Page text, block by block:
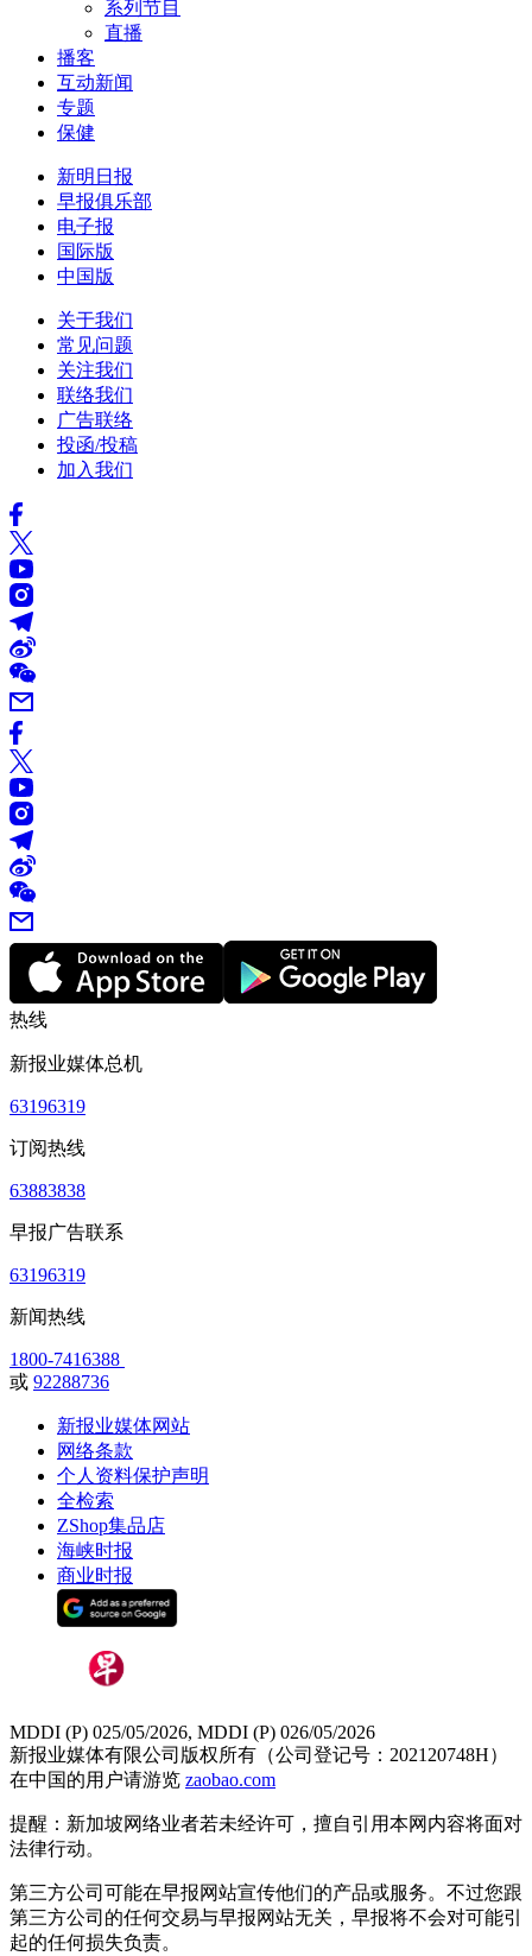
系列节目
直播
播客
互动新闻
专题
保健
新明日报
早报俱乐部
电子报
国际版
中国版
关于我们
常见问题
关注我们
联络我们
广告联络
投函/投稿
加入我们
热线
新报业媒体总机
63196319
订阅热线
63883838
早报广告联系
63196319
新闻热线
1800-7416388
或 92288736
新报业媒体网站
网络条款
个人资料保护声明
全检索
ZShop集品店
海峡时报
商业时报
MDDI (P) 025/05/2026, MDDI (P) 026/05/2026
新报业媒体有限公司版权所有（公司登记号：202120748H）
在中国的用户请游览 zaobao.com
提醒：新加坡网络业者若未经许可，擅自引用本网内容将面对
法律行动。
第三方公司可能在早报网站宣传他们的产品或服务。不过您跟
第三方公司的任何交易与早报网站无关，早报将不会对可能引
起的任何损失负责。